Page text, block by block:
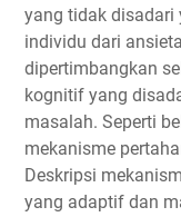
yang tidak disadari
individu dari
dipertimbangkan
kognitif yang
masalah. Seperti
mekanisme
Deskripsi
yang adaptif dan